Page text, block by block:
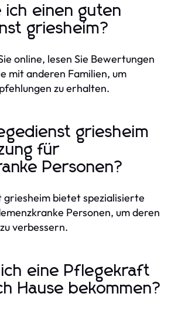
einen guten
griesheim?
online, lesen Sie Bewertungen
mit anderen Familien, um
zu erhalten.
griesheim
für
Personen?
griesheim bietet spezialisierte
Personen, um deren
verbessern.
eine Pflegekraft
Hause bekommen?